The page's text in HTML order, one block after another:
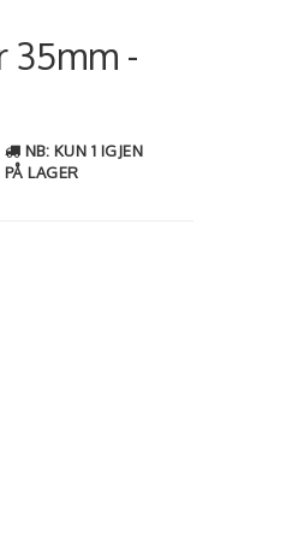
35mm -
NB: KUN 1 IGJEN
PÅ LAGER